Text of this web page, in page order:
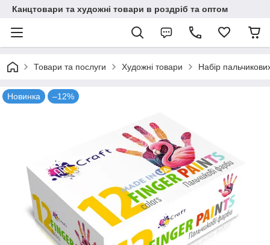
Канцтовари та художні товари в роздріб та оптом
Товари та послуги Художні товари Набір
Новинка –12%